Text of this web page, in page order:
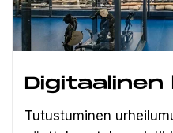
Tutustuminen